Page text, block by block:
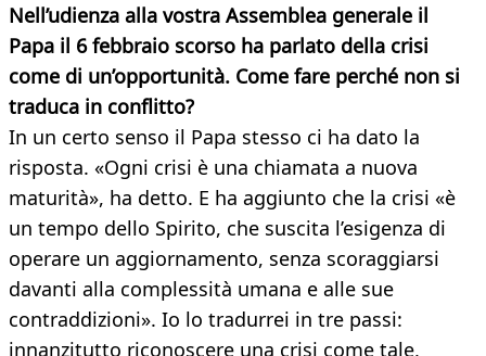
Nell’udienza alla vostra Assemblea generale il
Papa il 6 febbraio scorso ha parlato della crisi
come di un’opportunità. Come fare perché non si
traduca in conflitto?
In un certo senso il Papa stesso ci ha dato la
risposta. «Ogni crisi è una chiamata a nuova
maturità», ha detto. E ha aggiunto che la crisi «è
un tempo dello Spirito, che suscita l’esigenza di
operare un aggiornamento, senza scoraggiarsi
davanti alla complessità umana e alle sue
contraddizioni». Io lo tradurrei in tre passi:
innanzitutto riconoscere una crisi come tale,